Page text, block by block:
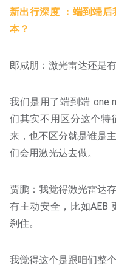
新出行深度 ：端到端
本？
郎咸朋：激光雷达还是有
我们是用了端到端 one
们其实不用区分这个特
来，也不区分就是谁是
们会用激光达去做。
贾鹏：我觉得激光雷达
有主动安全，比如AEB
刹住。
我觉得这个是跟咱们整